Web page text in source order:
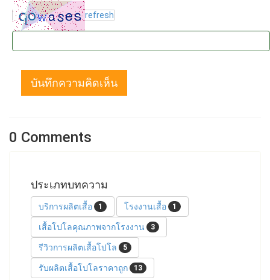
refresh
บันทึกความคิดเห็น
0 Comments
ประเภทบทความ
บริการผลิตเสื้อ 1 โรงงานเสื้อ 1
เสื้อโปโลคุณภาพจากโรงงาน 3
รีวิวการผลิตเสื้อโปโล 5
รับผลิตเสื้อโปโลราคาถูก 13